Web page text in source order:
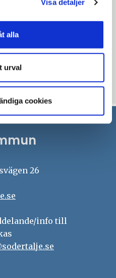
Visa detaljer
alla
urval
cookies
att se att de
får
att fortsätta på
(S).
26
info till